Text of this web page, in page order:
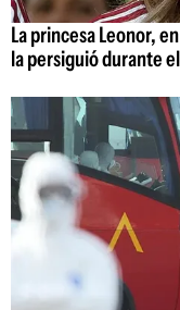
La princesa Leonor,
la persiguió durante